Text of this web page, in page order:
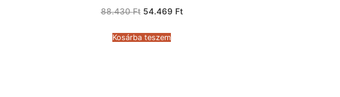
88.430Ft Original
88.430 Ft.
54.469 FtCurrent
Kosárba teszem